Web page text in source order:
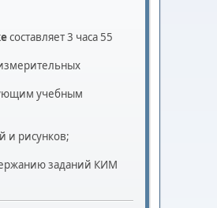
составляет 3 часа 55
учебным
и рисунков;
заданий КИМ